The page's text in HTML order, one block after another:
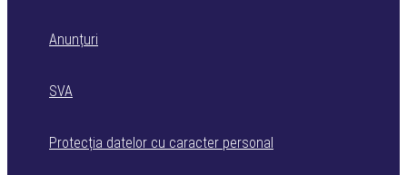
Anunțuri
SVA
Protecția datelor cu caracter personal